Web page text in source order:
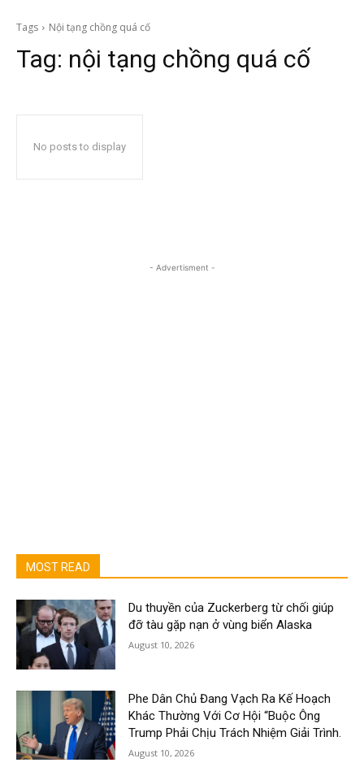
Tags Nội tạng chồng quá cố
Tag: nội tạng chồng quá cố
No posts to display
- Advertisment -
MOST READ
Du thuyền của Zuckerberg từ chối giúp
đỡ tàu gặp nạn ở vùng biển Alaska
August 10, 2026
Phe Dân Chủ Đang Vạch Ra Kế Hoạch
Khác Thường Với Cơ Hội “Buộc Ông
Trump Phải Chịu Trách Nhiệm Giải Trình.
August 10, 2026